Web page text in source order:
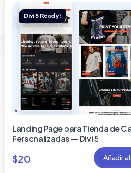
Servicios
Landing Page para Tienda de
Personalizadas — Divi 5
$20 Añadir